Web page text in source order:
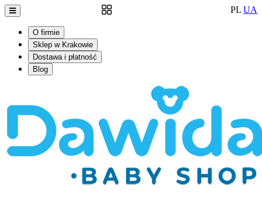
O firmie
Sklep w Krakowie
Dostawa i płatność
Blog
PL UA